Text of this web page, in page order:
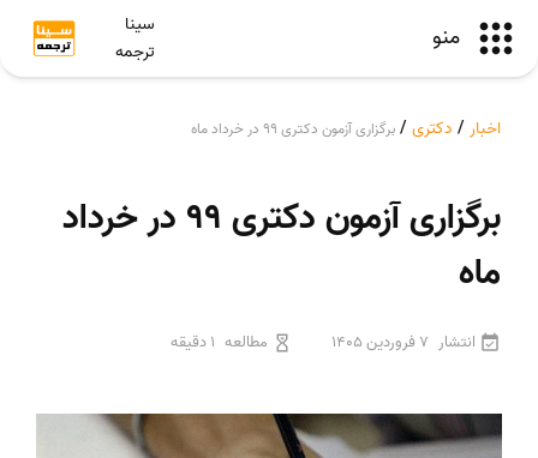
منو
سینا
ترجمه
اخبار / دکتری / برگزاری آزمون دکتری 99 در خرداد ماه
برگزاری آزمون دکتری 99 در خرداد
ماه
انتشار 7 فروردین 1405 مطالعه 1 دقیقه